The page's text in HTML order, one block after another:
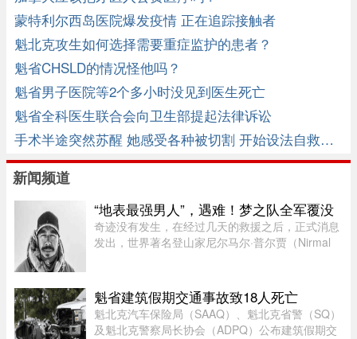
蒙特利尔西岛医院爆发疫情 正在追踪接触者
魁北克攻生如何选择需要重症监护的患者？
魁省CHSLD的情况怪他吗？
魁省男子医院等2个多小时没见到医生死亡
魁省全科医生联合会向卫生部提起法律诉讼
手术半途突然苏醒 她感受各种被切割 开始设法自救…
新闻频道
“地表最强男人”，遇难！梦之队全军覆没
奇迹没有发生，在经过几天的救援之后，正式消息
发出，世界著名登山家尼尔马尔·普尔贾（Nirmal
月2日，巴基斯坦阿尔卑斯俱 ...
魁省建筑假期交通事故致18人死亡
魁北克汽车保险局（SAAQ）、魁北克省警（SQ）
及魁北克警察局长协会（ADPQ）公布建筑假期交